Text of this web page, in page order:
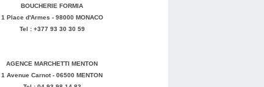
BOUCHERIE FORMIA
1 Place d'Armes - 98000 MONACO
Tel : +377 93 30 30 59
AGENCE MARCHETTI MENTON
1 Avenue Carnot - 06500 MENTON